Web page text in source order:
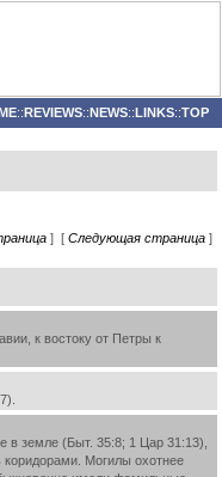
::REVIEWS::NEWS::LINKS::TOP
] [ Следующая страница ]
к востоку от Петры к
земле (Быт. 35:8; 1 Цар 31:13),
Могилы охотнее